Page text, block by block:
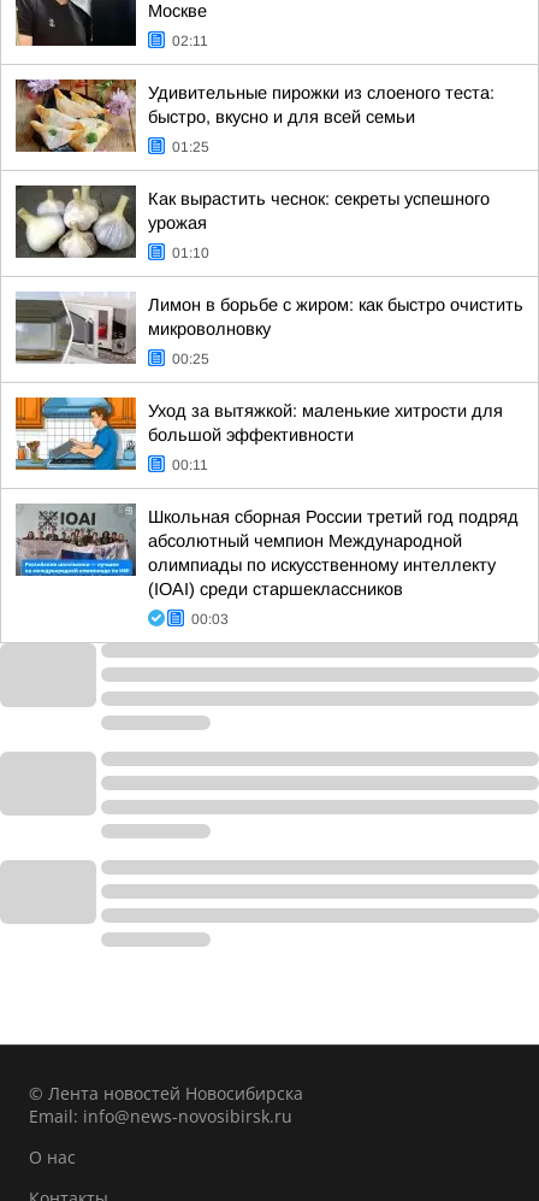
Москве
02:11
Удивительные пирожки из слоеного теста:
быстро, вкусно и для всей семьи
01:25
Как вырастить чеснок: секреты успешного
урожая
01:10
Лимон в борьбе с жиром: как быстро очистить
микроволновку
00:25
Уход за вытяжкой: маленькие хитрости для
большой эффективности
00:11
Школьная сборная России третий год подряд
абсолютный чемпион Международной
олимпиады по искусственному интеллекту
(IOAI) среди старшеклассников
00:03
© Лента новостей Новосибирска
Email: info@news-novosibirsk.ru
О нас